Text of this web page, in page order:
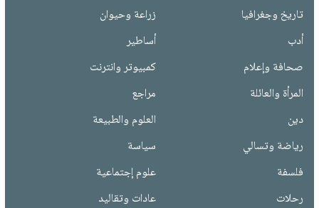
تاريخ وجغرافيا
زراعة وحيوان
أدب
أساطير
صحافة وإعلام
كمبيوتر وانترنت
المرأة والعائلة
مراجع
دين
العلوم والطبيعة
رياضة وتسالي
سياسة
فلسفة
علوم إجتماعية
رحلات
عادات وتقاليد